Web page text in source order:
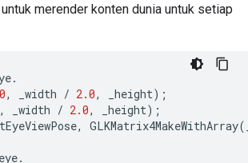
merender konten dunia untuk setiap
.
0, _width / 2.0, _height);
, _width / 2.0, _height);
, GLKMatrix4MakeWithArray(
eye.